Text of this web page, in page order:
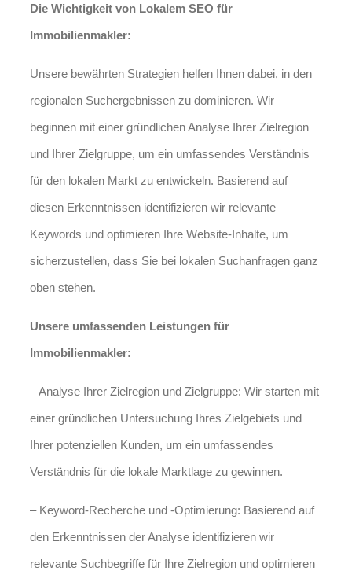
Die Wichtigkeit von Lokalem SEO für
Immobilienmakler:
Unsere bewährten Strategien helfen Ihnen dabei, in den
regionalen Suchergebnissen zu dominieren. Wir
beginnen mit einer gründlichen Analyse Ihrer Zielregion
und Ihrer Zielgruppe, um ein umfassendes Verständnis
für den lokalen Markt zu entwickeln. Basierend auf
diesen Erkenntnissen identifizieren wir relevante
Keywords und optimieren Ihre Website-Inhalte, um
sicherzustellen, dass Sie bei lokalen Suchanfragen ganz
oben stehen.
Unsere umfassenden Leistungen für
Immobilienmakler:
– Analyse Ihrer Zielregion und Zielgruppe: Wir starten mit
einer gründlichen Untersuchung Ihres Zielgebiets und
Ihrer potenziellen Kunden, um ein umfassendes
Verständnis für die lokale Marktlage zu gewinnen.
– Keyword-Recherche und -Optimierung: Basierend auf
den Erkenntnissen der Analyse identifizieren wir
relevante Suchbegriffe für Ihre Zielregion und optimieren